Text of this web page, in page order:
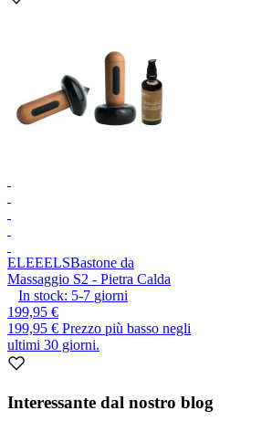
ELEEELSBastone da
Massaggio S2 - Pietra Calda
In stock: 5-7 giorni
199,95 €
199,95 € Prezzo più basso negli
ultimi 30 giorni.
Interessante dal nostro blog